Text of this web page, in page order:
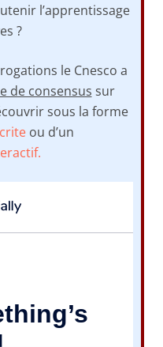
l’apprentissage
?
le Cnesco a
de consensus sur
sous la forme
ou d’un